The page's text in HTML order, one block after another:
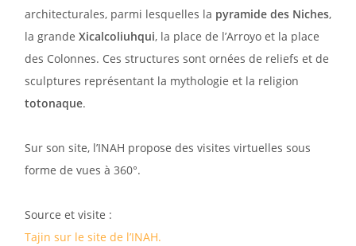
architecturales, parmi lesquelles la pyramide des Niches,
la grande Xicalcoliuhqui, la place de l’Arroyo et la place
des Colonnes. Ces structures sont ornées de reliefs et de
sculptures représentant la mythologie et la religion
totonaque.
Sur son site, l’INAH propose des visites virtuelles sous
forme de vues à 360°.
Source et visite :
Tajin sur le site de l’INAH.